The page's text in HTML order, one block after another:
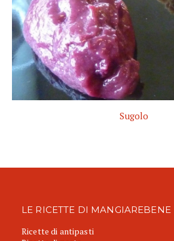
Sugolo
LE RICETTE DI MANGIAREBENE
Ricette di antipasti